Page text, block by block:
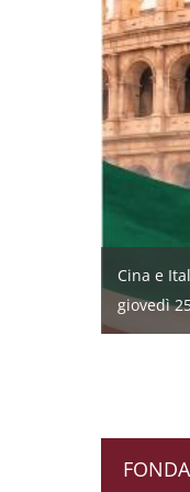
Cina e
giovedì
Sfide del
lunedì 8